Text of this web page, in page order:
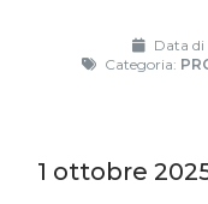
Data
Categoria:
1 ottobre